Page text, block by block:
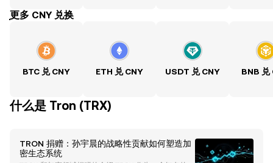
ִִִִִִִִִִִִִִִִִִִִִִִִִִִִִִִִִִִִִִִִִִִִִִִִ更多 CNY 兑换
BTC 兑 CNY ETH 兑 CNY USDT 兑 CNY BNB 兑
什么是 Tron (TRX)
TRON 捐赠：孙宇晨的战略性贡献如何塑造加
密生态系统